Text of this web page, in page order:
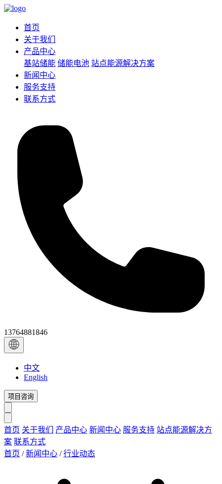
首页
关于我们
产品中心
基站储能 储能电池 站点能源解决方案
新闻中心
服务支持
联系方式
13764881846
中文
English
项目咨询
首页 关于我们 产品中心 新闻中心 服务支持 站点能源解决方
案 联系方式
首页 / 新闻中心 / 行业动态